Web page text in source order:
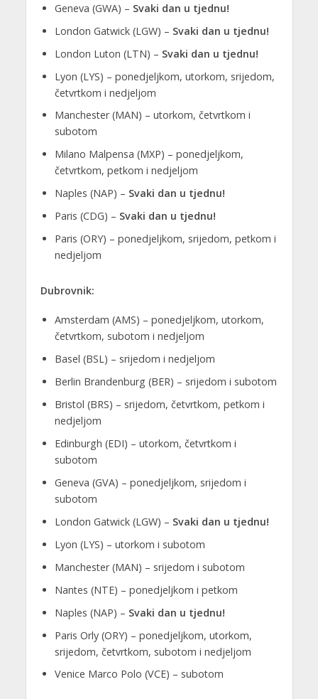
Geneva (GWA) – Svaki dan u tjednu!
London Gatwick (LGW) – Svaki dan u tjednu!
London Luton (LTN) – Svaki dan u tjednu!
Lyon (LYS) – ponedjeljkom, utorkom, srijedom,
četvrtkom i nedjeljom
Manchester (MAN) – utorkom, četvrtkom i
subotom
Milano Malpensa (MXP) – ponedjeljkom,
četvrtkom, petkom i nedjeljom
Naples (NAP) – Svaki dan u tjednu!
Paris (CDG) – Svaki dan u tjednu!
Paris (ORY) – ponedjeljkom, srijedom, petkom i
nedjeljom
Dubrovnik:
Amsterdam (AMS) – ponedjeljkom, utorkom,
četvrtkom, subotom i nedjeljom
Basel (BSL) – srijedom i nedjeljom
Berlin Brandenburg (BER) – srijedom i subotom
Bristol (BRS) – srijedom, četvrtkom, petkom i
nedjeljom
Edinburgh (EDI) – utorkom, četvrtkom i
subotom
Geneva (GVA) – ponedjeljkom, srijedom i
subotom
London Gatwick (LGW) – Svaki dan u tjednu!
Lyon (LYS) – utorkom i subotom
Manchester (MAN) – srijedom i subotom
Nantes (NTE) – ponedjeljkom i petkom
Naples (NAP) – Svaki dan u tjednu!
Paris Orly (ORY) – ponedjeljkom, utorkom,
srijedom, četvrtkom, subotom i nedjeljom
Venice Marco Polo (VCE) – subotom